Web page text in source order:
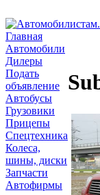
Главная
Автомобили
Дилеры
Подать
объявление
Автобусы
Грузовики
Прицепы
Спецтехника
Колеса,
шины, диски
Запчасти
Автофирмы